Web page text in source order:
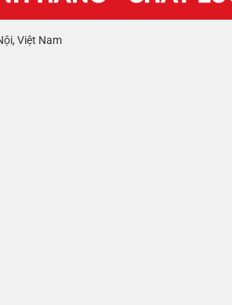
Việt Nam